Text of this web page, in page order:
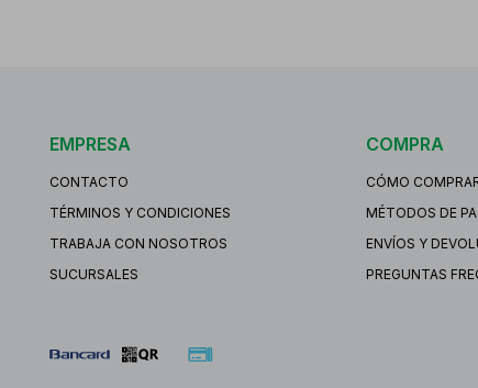
EMPRESA
CONTACTO
TÉRMINOS Y CONDICIONES
TRABAJA CON NOSOTROS
SUCURSALES
COMPRA
CÓMO
MÉTODOS DE
ENVÍOS Y
PREGUNTAS